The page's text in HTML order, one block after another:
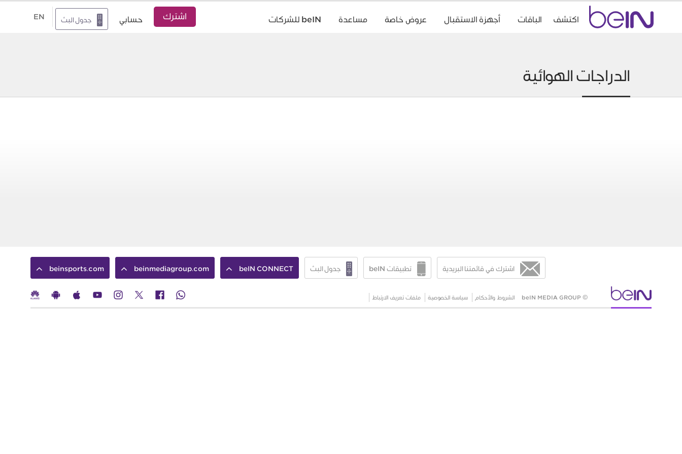
Accueil
beIn
Sports
اكتشف الباقات أجهزة الاستقبال عروض خاصة مساعدة beIN للشركات جدول البث اشترك حسابي EN
الدراجات الهوائية
اشترك في قائمتنا البريدية تطبيقات beIN جدول البث beIN CONNECT
beinmediagroup.com
beinsports.com
© beIN MEDIA GROUP الشروط والأحكام سياسة الخصوصية ملفات تعريف الارتباط